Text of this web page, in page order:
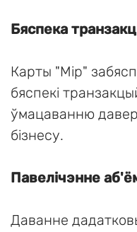
Бяспека
Карты "Мір"
бяспекі
ўмацаванню
бізнесу.
Павелічэнне
Даванне